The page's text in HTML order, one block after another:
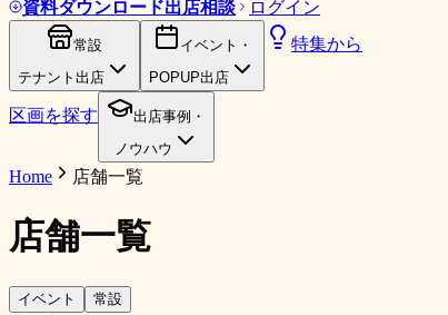
資料ダウンロード出店相談 ログイン
常設
テナント出店
イベント・
POPUP出店
特集から
区画を探す
出店事例・
ノウハウ
Home 店舗一覧
店舗一覧
イベント 常設